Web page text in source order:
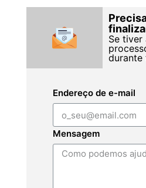
Se tiver
durante
Endereço de e-mail
Mensagem